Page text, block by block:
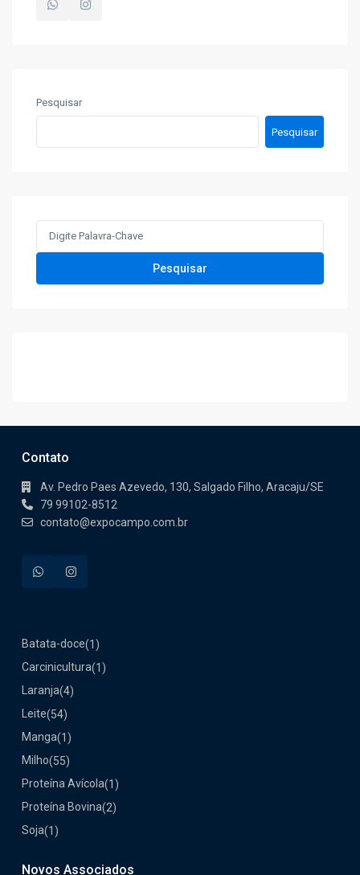
Pesquisar
Pesquisar
Pesquisar
Contato
Av. Pedro Paes Azevedo, 130, Salgado Filho, Aracaju/SE
79 99102-8512
contato@expocampo.com.br
Batata-doce(1)
Carcinicultura(1)
Laranja(4)
Leite(54)
Manga(1)
Milho(55)
Proteína Avícola(1)
Proteína Bovina(2)
Soja(1)
Novos Associados